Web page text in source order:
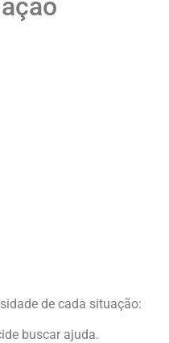
de cada situação:
buscar ajuda.